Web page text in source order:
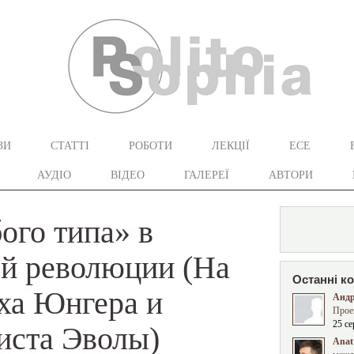
СТАТТІ РОБОТИ ЛЕКЦІЇ ЕСЕ
АУДІО ВІДЕО ГАЛЕРЕЇ АВТОРИ
типа» в
революции (На
Юнгера и
Эволы)
Останні
25
Anat